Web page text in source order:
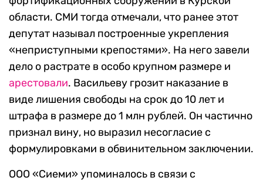
области. СМИ тогда отмечали, что ранее этот
депутат называл построенные укрепления
«неприступными крепостями». На него завели
дело о растрате в особо крупном размере и
арестовали. Васильеву грозит наказание в
виде лишения свободы на срок до 10 лет и
штрафа в размере до 1 млн рублей. Он частично
признал вину, но выразил несогласие с
формулировками в обвинительном заключении.
ООО «Сиеми» упоминалось в связи с